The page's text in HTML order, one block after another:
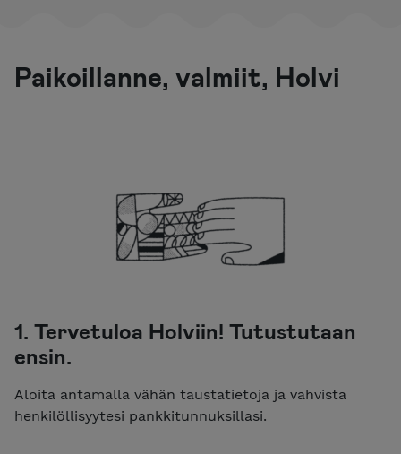
Paikoillanne, valmiit, Holvi
1. Tervetuloa Holviin! Tutustutaan
ensin.
Aloita antamalla vähän taustatietoja ja vahvista
henkilöllisyytesi pankkitunnuksillasi.